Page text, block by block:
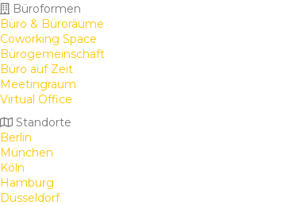
Büroformen
Büro & Büroräume
Coworking Space
Bürogemeinschaft
Büro auf Zeit
Meetingraum
Virtual Office
Standorte
Berlin
München
Köln
Hamburg
Düsseldorf